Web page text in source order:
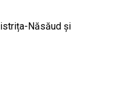
Năsăud și